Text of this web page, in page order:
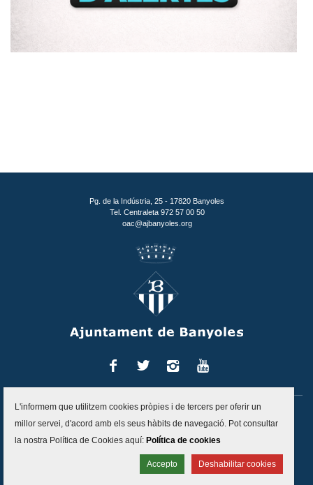
Pg. de la Indústria, 25 - 17820 Banyoles
Tel. Centraleta 972 57 00 50
oac@ajbanyoles.org
Facebook
Twitter Instagram
Inici Contacte Accessibilitat Mapa del lloc
Avís legal
Política de protecció de dades
Politica de cookies
Canal d'alertes
Projecte desenvolupat per
L'informem que utilitzem cookies pròpies i de tercers per oferir un
millor servei, d'acord amb els seus hàbits de navegació. Pot consultar
la nostra Política de Cookies aquí: Política de cookies
Accepto Deshabilitar cookies